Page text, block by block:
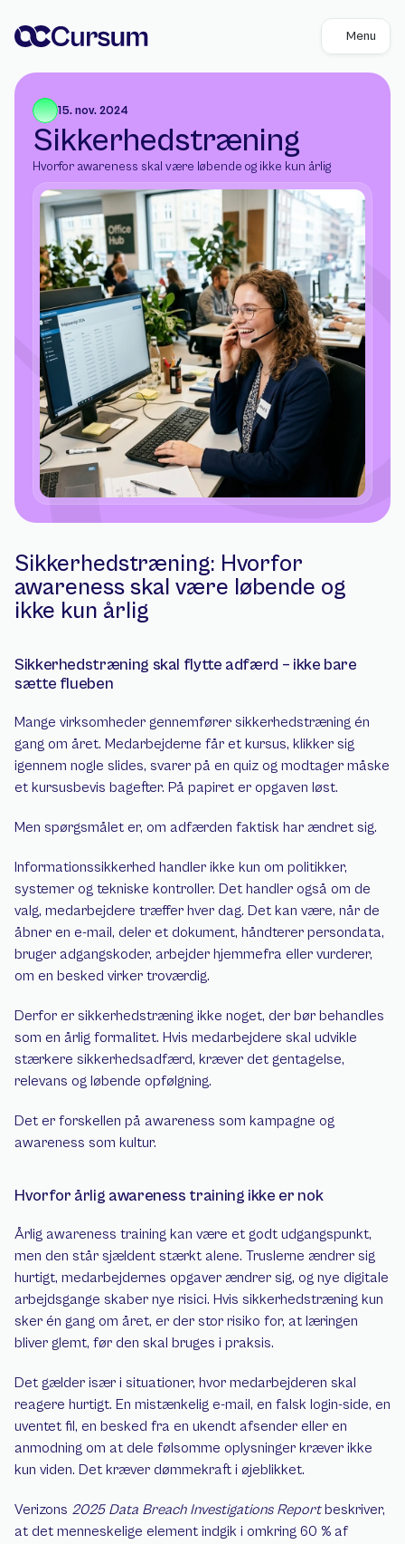
15. nov. 2024
Sikkerhedstræning
Hvorfor awareness skal være løbende og ikke kun årlig
Sikkerhedstræning: Hvorfor
awareness skal være løbende og
ikke kun årlig
Sikkerhedstræning skal flytte adfærd – ikke bare
sætte flueben
Mange virksomheder gennemfører sikkerhedstræning én
gang om året. Medarbejderne får et kursus, klikker sig
igennem nogle slides, svarer på en quiz og modtager måske
et kursusbevis bagefter. På papiret er opgaven løst.
Men spørgsmålet er, om adfærden faktisk har ændret sig.
Informationssikkerhed handler ikke kun om politikker,
systemer og tekniske kontroller. Det handler også om de
valg, medarbejdere træffer hver dag. Det kan være, når de
åbner en e-mail, deler et dokument, håndterer persondata,
bruger adgangskoder, arbejder hjemmefra eller vurderer,
om en besked virker troværdig.
Derfor er sikkerhedstræning ikke noget, der bør behandles
som en årlig formalitet. Hvis medarbejdere skal udvikle
stærkere sikkerhedsadfærd, kræver det gentagelse,
relevans og løbende opfølgning.
Det er forskellen på awareness som kampagne og
awareness som kultur.
Hvorfor årlig awareness training ikke er nok
Årlig awareness training kan være et godt udgangspunkt,
men den står sjældent stærkt alene. Truslerne ændrer sig
hurtigt, medarbejdernes opgaver ændrer sig, og nye digitale
arbejdsgange skaber nye risici. Hvis sikkerhedstræning kun
sker én gang om året, er der stor risiko for, at læringen
bliver glemt, før den skal bruges i praksis.
Det gælder især i situationer, hvor medarbejderen skal
reagere hurtigt. En mistænkelig e-mail, en falsk login-side, en
uventet fil, en besked fra en ukendt afsender eller en
anmodning om at dele følsomme oplysninger kræver ikke
kun viden. Det kræver dømmekraft i øjeblikket.
Verizons 2025 Data Breach Investigations Report beskriver,
at det menneskelige element indgik i omkring 60 % af
Menu